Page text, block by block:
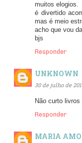
muitos elogios.
é divertido
mas é meio
acho que vou
bjs
Responder
UNKNOWN
30 de julho de
Não curto livros
Responder
MARIA